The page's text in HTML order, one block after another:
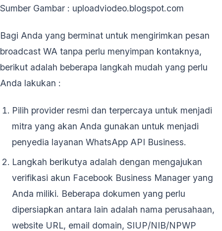
Sumber Gambar : uploadviodeo.blogspot.com
Bagi Anda yang berminat untuk mengirimkan pesan
broadcast WA tanpa perlu menyimpan kontaknya,
berikut adalah beberapa langkah mudah yang perlu
Anda lakukan :
Pilih provider resmi dan terpercaya untuk menjadi
mitra yang akan Anda gunakan untuk menjadi
penyedia layanan WhatsApp API Business.
Langkah berikutya adalah dengan mengajukan
verifikasi akun Facebook Business Manager yang
Anda miliki. Beberapa dokumen yang perlu
dipersiapkan antara lain adalah nama perusahaan,
website URL, email domain, SIUP/NIB/NPWP